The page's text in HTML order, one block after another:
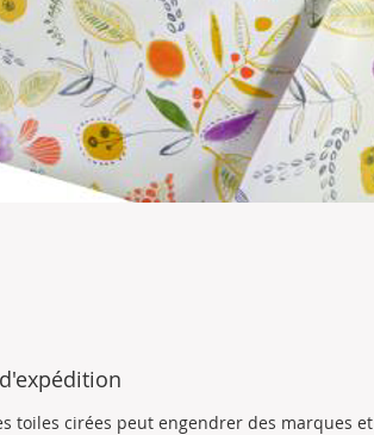
toiles cirées peut engendrer des marques